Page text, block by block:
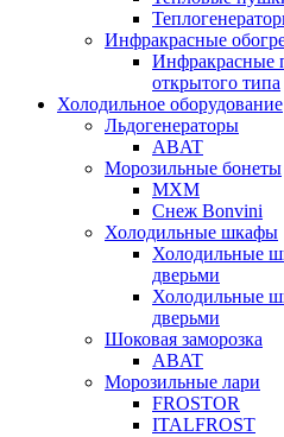
Инфракрасные
Инфракрасные
открытого типа
Холодильное оборудование
Льдогенераторы
ABAT
Морозильные бонеты
МХМ
Снеж Bonvini
Холодильные шкафы
Холодильные
дверьми
Холодильные
дверьми
Шоковая заморозка
ABAT
Морозильные лари
FROSTOR
ITALFROST